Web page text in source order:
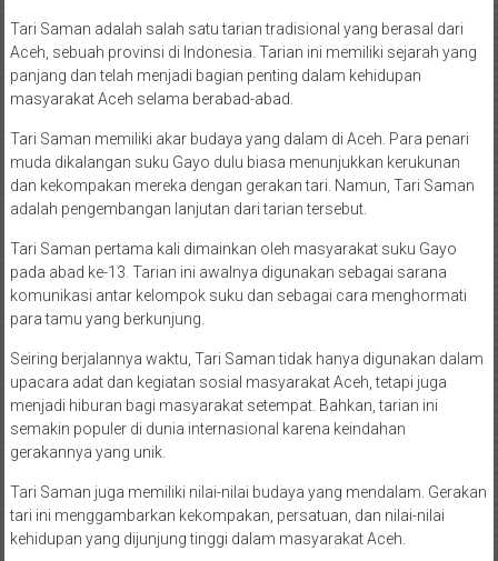
Tari Saman adalah salah satu tarian tradisional yang berasal dari
Aceh, sebuah provinsi di Indonesia. Tarian ini memiliki sejarah yang
panjang dan telah menjadi bagian penting dalam kehidupan
masyarakat Aceh selama berabad-abad.
Tari Saman memiliki akar budaya yang dalam di Aceh. Para penari
muda dikalangan suku Gayo dulu biasa menunjukkan kerukunan
dan kekompakan mereka dengan gerakan tari. Namun, Tari Saman
adalah pengembangan lanjutan dari tarian tersebut.
Tari Saman pertama kali dimainkan oleh masyarakat suku Gayo
pada abad ke-13. Tarian ini awalnya digunakan sebagai sarana
komunikasi antar kelompok suku dan sebagai cara menghormati
para tamu yang berkunjung.
Seiring berjalannya waktu, Tari Saman tidak hanya digunakan dalam
upacara adat dan kegiatan sosial masyarakat Aceh, tetapi juga
menjadi hiburan bagi masyarakat setempat. Bahkan, tarian ini
semakin populer di dunia internasional karena keindahan
gerakannya yang unik.
Tari Saman juga memiliki nilai-nilai budaya yang mendalam. Gerakan
tari ini menggambarkan kekompakan, persatuan, dan nilai-nilai
kehidupan yang dijunjung tinggi dalam masyarakat Aceh.